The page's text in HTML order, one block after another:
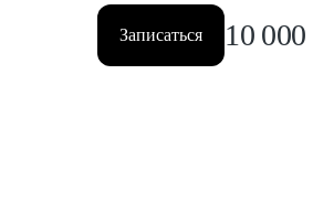
Записаться 10 000